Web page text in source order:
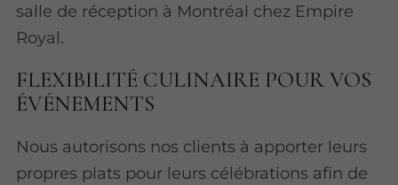
salle de réception à Montréal chez Empire
Royal.
FLEXIBILITÉ CULINAIRE POUR VOS
ÉVÉNEMENTS
Nous autorisons nos clients à apporter leurs
propres plats pour leurs célébrations afin de